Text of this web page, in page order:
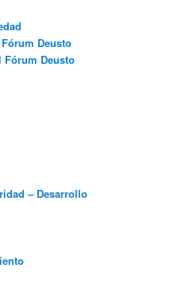
Deusto
Fórum Deusto
– Desarrollo